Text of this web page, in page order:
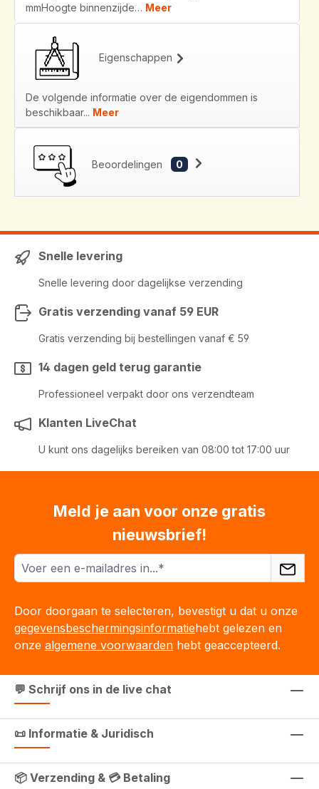
mmHoogte binnenzijde… Meer
Eigenschappen
De volgende informatie over de eigendommen is
beschikbaar... Meer
Beoordelingen 0
Snelle levering
Snelle levering door dagelijkse verzending
Gratis verzending vanaf 59 EUR
Gratis verzending bij bestellingen vanaf € 59
14 dagen geld terug garantie
Professioneel verpakt door ons verzendteam
Klanten LiveChat
U kunt ons dagelijks bereiken van 08:00 tot 17:00 uur
Meld je aan voor onze gratis
nieuwsbrief!
Door doorgaan te selecteren, bevestigt u dat u onze
gegevensbeschermingsinformatiehebt gelezen en
onze algemene voorwaarden hebt geaccepteerd.
💬 Schrijf ons in de live chat
📜 Informatie & Juridisch
📦 Verzending & 💳 Betaling